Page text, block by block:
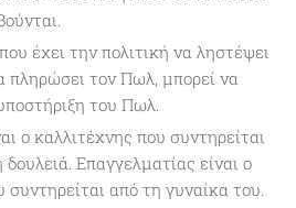
έχει την πολιτική να ληστέψει
πληρώσει τον Πωλ, μπορεί να
του Πωλ.
ο καλλιτέχνης που συντηρείται
Επαγγελματίας είναι ο
συντηρείται από τη γυναίκα του.